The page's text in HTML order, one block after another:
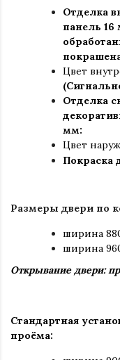
Отделка
панель
Цвет
Отделка
мм:
Цвет
Покраска
Размеры двери по
ширина
ширина
Открывание двери:
Стандартная
проёма: